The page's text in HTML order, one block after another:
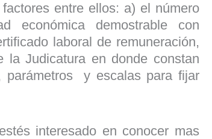
entre ellos: a) el número
económica demostrable con
laboral de remuneración,
la Judicatura en donde constan
parámetros y escalas para fijar
interesado en conocer mas